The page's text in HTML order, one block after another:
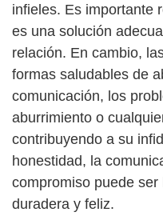
infieles. Es importante
es una solución
relación. En cambio,
formas saludables de
comunicación, los
aburrimiento o
contribuyendo a su
honestidad, la
compromiso puede
duradera y feliz.